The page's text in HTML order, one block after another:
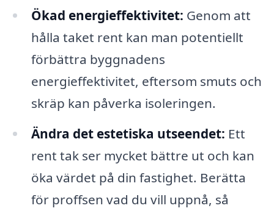
Ökad energieffektivitet: Genom att
hålla taket rent kan man potentiellt
förbättra byggnadens
energieffektivitet, eftersom smuts och
skräp kan påverka isoleringen.
Ändra det estetiska utseendet: Ett
rent tak ser mycket bättre ut och kan
öka värdet på din fastighet. Berätta
för proffsen vad du vill uppnå, så